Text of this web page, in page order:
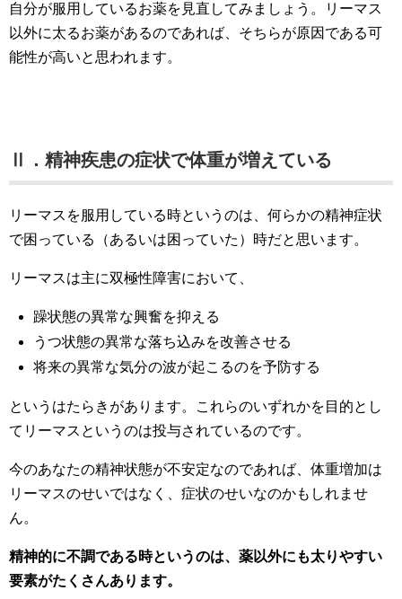
自分が服用しているお薬を見直してみましょう。リーマス
以外に太るお薬があるのであれば、そちらが原因である可
能性が高いと思われます。
Ⅱ．精神疾患の症状で体重が増えている
リーマスを服用している時というのは、何らかの精神症状
で困っている（あるいは困っていた）時だと思います。
リーマスは主に双極性障害において、
躁状態の異常な興奮を抑える
うつ状態の異常な落ち込みを改善させる
将来の異常な気分の波が起こるのを予防する
というはたらきがあります。これらのいずれかを目的とし
てリーマスというのは投与されているのです。
今のあなたの精神状態が不安定なのであれば、体重増加は
リーマスのせいではなく、症状のせいなのかもしれませ
ん。
精神的に不調である時というのは、薬以外にも太りやすい
要素がたくさんあります。